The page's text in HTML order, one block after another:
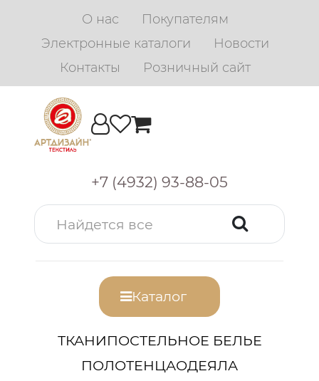
О нас
Покупателям
Электронные каталоги
Новости
Контакты
Розничный сайт
+7 (4932) 93-88-05
Каталог
ТКАНИПОСТЕЛЬНОЕ БЕЛЬЕ
ПОЛОТЕНЦАОДЕЯЛА